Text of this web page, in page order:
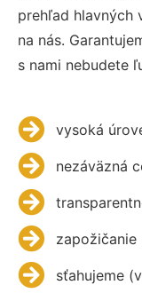
prehľad hlavných
na nás.
s nami nebudete
vysoká
nezáväzná
zapožičanie
sťahujeme